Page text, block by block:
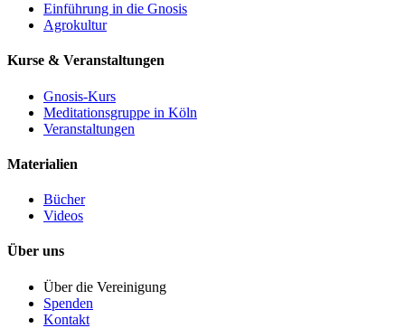
Einführung in die Gnosis
Agrokultur
Kurse & Veranstaltungen
Gnosis-Kurs
Meditationsgruppe in Köln
Veranstaltungen
Materialien
Bücher
Videos
Über uns
Über die Vereinigung
Spenden
Kontakt